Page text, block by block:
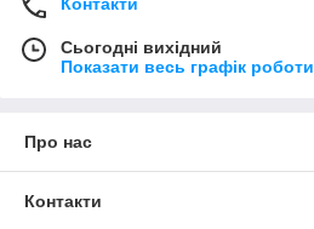
Контакти
Сьогодні вихідний
Показати весь графік роботи
Про нас
Контакти